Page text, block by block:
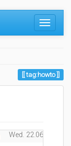
tag:howto
Wed. 22.06.2022